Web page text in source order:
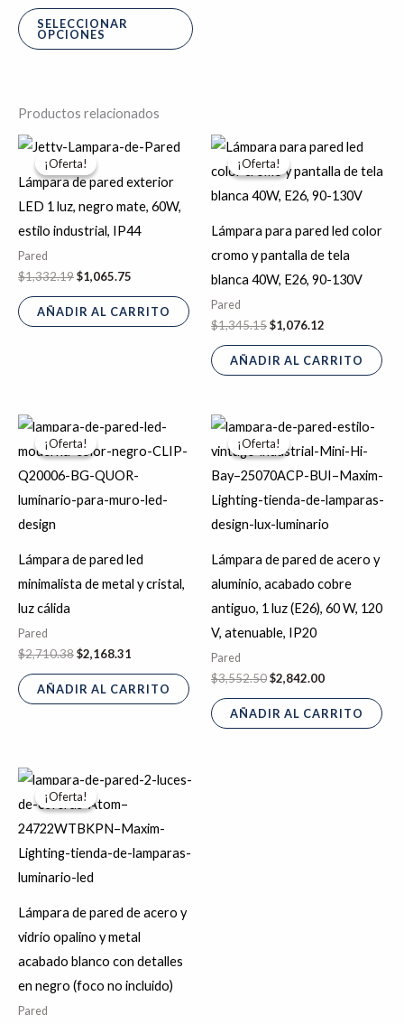
SELECCIONAR
OPCIONES
Productos relacionados
¡Oferta!
¡Oferta!
Lámpara de pared exterior
LED 1 luz, negro mate, 60W,
estilo industrial, IP44
Pared
$1,332.19
precio
original
era:
$1,332.19.
$1,065.75
precio
es:
$1,065.75.
AÑADIR AL CARRITO
¡Oferta!
¡Oferta!
Lámpara para pared led color
cromo y pantalla de tela
blanca 40W, E26, 90-130V
Pared
$1,345.15
precio
original
$1,345.15.
$1,076.12
precio
actual
$1,076.12.
AÑADIR AL CARRITO
¡Oferta!
¡Oferta!
Lámpara de pared led
minimalista de metal y cristal,
luz cálida
Pared
$2,710.38
precio
original
$2,710.38.
$2,168.31
El
precio
actual
$2,168.31.
AÑADIR AL CARRITO
¡Oferta!
¡Oferta!
Lámpara de pared de acero y
aluminio, acabado cobre
antiguo, 1 luz (E26), 60 W, 120
V, atenuable, IP20
Pared
$3,552.50
precio
original
$3,552.50.
$2,842.00
El
precio
actual
$2,842.00.
AÑADIR AL CARRITO
¡Oferta!
¡Oferta!
Lámpara de pared de acero y
vidrio opalino y metal
acabado blanco con detalles
en negro (foco no incluido)
Pared
precio
original
$2,131.50.
El
precio
$1,705.20.